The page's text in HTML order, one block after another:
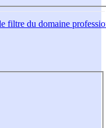
filtre du domaine